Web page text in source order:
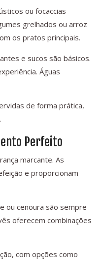
ou focaccias
grelhados ou arroz
os pratos principais.
e sucos são básicos.
Águas
de forma prática,
Perfeito
marcante. As
e proporcionam
ou cenoura são sempre
oferecem combinações
com opções como